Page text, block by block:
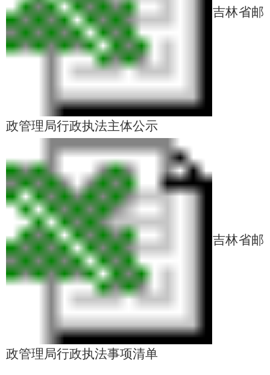
吉林省邮
政管理局行政执法主体公示
吉林省邮
政管理局行政执法事项清单